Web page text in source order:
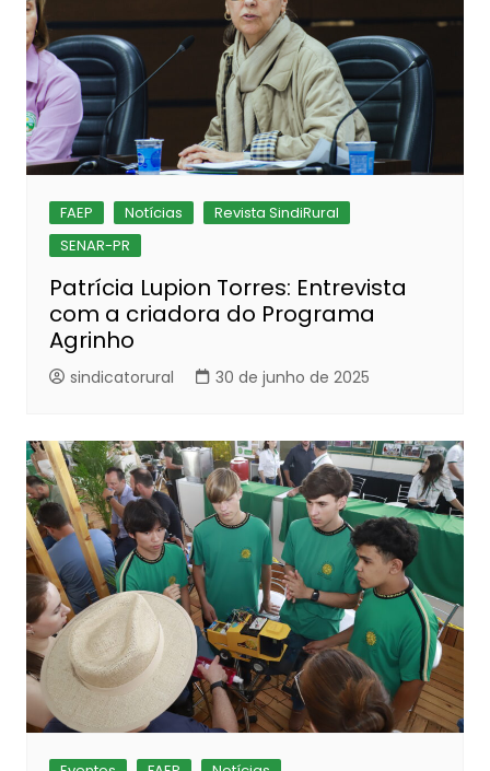
FAEP Notícias
Revista SindiRural
SENAR-PR
Patrícia Lupion Torres: Entrevista
com a criadora do Programa
Agrinho
sindicatorural 30 de junho de 2025